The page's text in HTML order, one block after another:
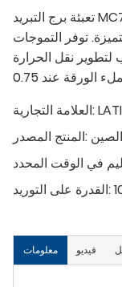
تعبئة برج التبريد MC75 هو نظام تعبئة فيلم مصمم لأبراج التدفق
توفر التموجات
نقل الحرارة
العلامة التجارية:
المنتج المصدر: الصين
القدرة على التوريد:
معلومات فيديو